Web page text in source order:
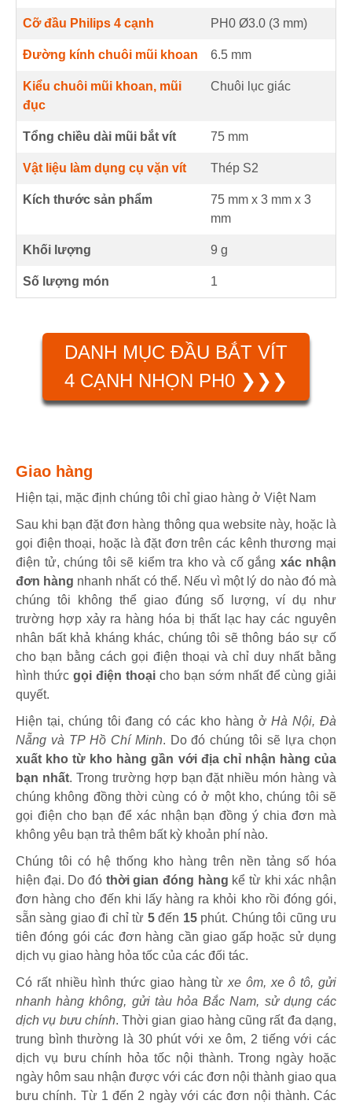
Cỡ đầu Philips 4 cạnh PH0 Ø3.0 (3 mm)
Đường kính chuôi mũi khoan 6.5 mm
Kiểu chuôi mũi khoan, mũi
đục
Chuôi lục giác
Tổng chiều dài mũi bắt vít 75 mm
Vật liệu làm dụng cụ vặn vít Thép S2
Kích thước sản phẩm 75 mm x 3 mm x 3
mm
Khối lượng 9 g
Số lượng món 1
DANH MỤC ĐẦU BẮT VÍT
4 CẠNH NHỌN PH0 ❯❯❯
Giao hàng
Hiện tại, mặc định chúng tôi chỉ giao hàng ở Việt Nam
Sau khi bạn đặt đơn hàng thông qua website này, hoặc là
gọi điện thoại, hoặc là đặt đơn trên các kênh thương mại
điện tử, chúng tôi sẽ kiểm tra kho và cố gắng xác nhận
đơn hàng nhanh nhất có thể. Nếu vì một lý do nào đó mà
chúng tôi không thể giao đúng số lượng, ví dụ như
trường hợp xảy ra hàng hóa bị thất lạc hay các nguyên
nhân bất khả kháng khác, chúng tôi sẽ thông báo sự cố
cho bạn bằng cách gọi điện thoại và chỉ duy nhất bằng
hình thức gọi điện thoại cho bạn sớm nhất để cùng giải
quyết.
Hiện tại, chúng tôi đang có các kho hàng ởHà Nội, Đà
Nẵng và TP Hồ Chí Minh. Do đó chúng tôi sẽ lựa chọn
xuất kho từ kho hàng gần với địa chỉ nhận hàng của
bạn nhất. Trong trường hợp bạn đặt nhiều món hàng và
chúng không đồng thời cùng có ở một kho, chúng tôi sẽ
gọi điện cho bạn để xác nhận bạn đồng ý chia đơn mà
không yêu bạn trả thêm bất kỳ khoản phí nào.
Chúng tôi có hệ thống kho hàng trên nền tảng số hóa
hiện đại. Do đó thời gian đóng hàng kể từ khi xác nhận
đơn hàng cho đến khi lấy hàng ra khỏi kho rồi đóng gói,
sẵn sàng giao đi chỉ từ 5đến 15 phút. Chúng tôi cũng ưu
tiên đóng gói các đơn hàng cần giao gấp hoặc sử dụng
dịch vụ giao hàng hỏa tốc của các đối tác.
Có rất nhiều hình thức giao hàng từxe ôm, xe ô tô, gửi
nhanh hàng không, gửi tàu hỏa Bắc Nam, sử dụng các
dịch vụ bưu chính. Thời gian giao hàng cũng rất đa dạng,
trung bình thường là 30 phút với xe ôm, 2 tiếng với các
dịch vụ bưu chính hỏa tốc nội thành. Trong ngày hoặc
ngày hôm sau nhận được với các đơn nội thành giao qua
bưu chính. Từ 1 đến 2 ngày với các đơn nội thành. Các